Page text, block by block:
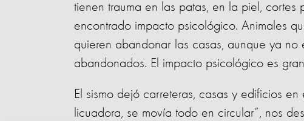
tienen trauma en las patas, en la piel, cortes
encontrado impacto psicológico. Animales
quieren abandonar las casas, aunque ya no
abandonados. El impacto psicológico es
El sismo dejó carreteras, casas y edificios
licuadora, se movía todo en circular”, nos